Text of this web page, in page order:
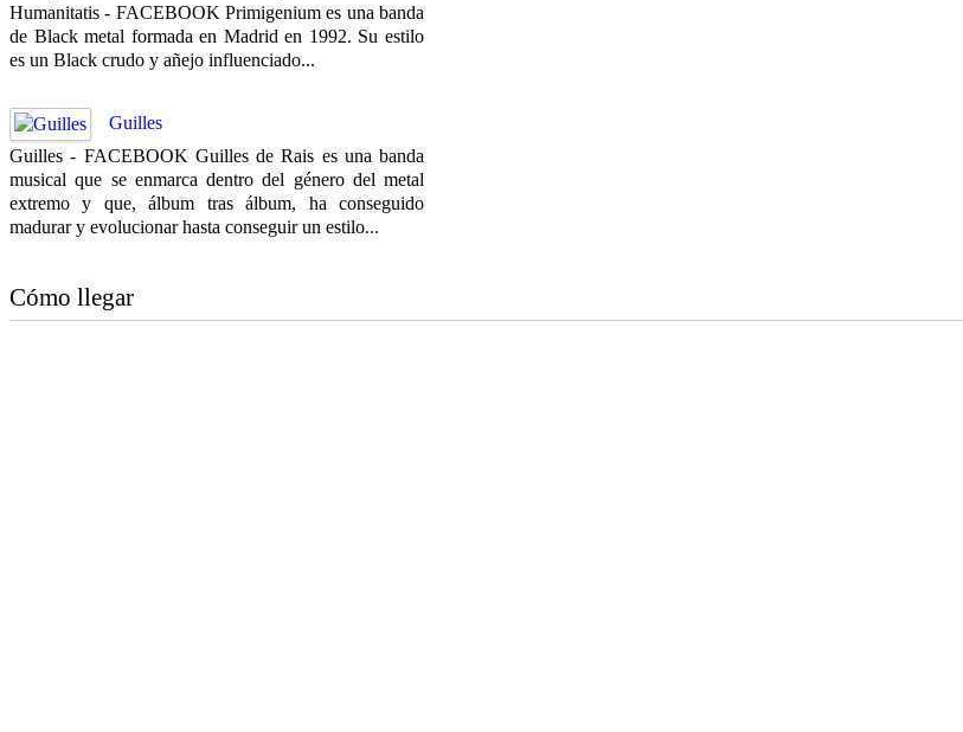
Humanitatis - FACEBOOK Primigenium es una banda
de Black metal formada en Madrid en 1992. Su estilo
es un Black crudo y añejo influenciado...
Guilles
Guilles - FACEBOOK Guilles de Rais es una banda
musical que se enmarca dentro del género del metal
extremo y que, álbum tras álbum, ha conseguido
madurar y evolucionar hasta conseguir un estilo...
Cómo llegar